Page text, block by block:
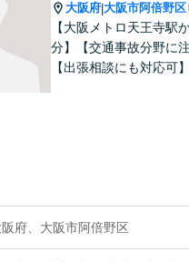
大阪府|大阪市阿倍野区
【大阪メトロ天王寺駅
分】【交通事故分野に注
【出張相談にも対応可】
阪府、大阪市阿倍野区